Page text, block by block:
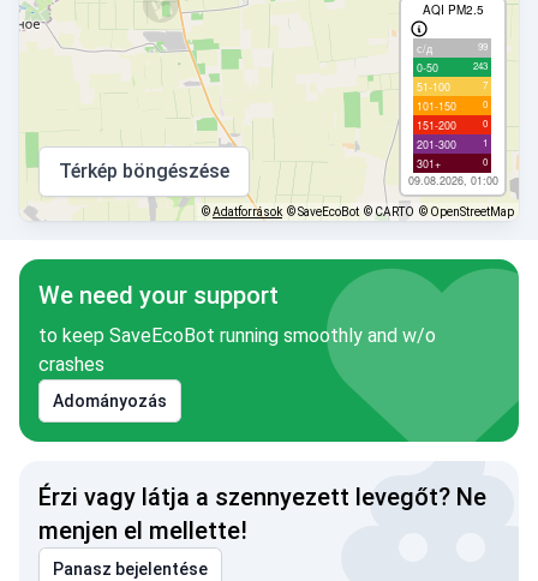
AQI PM2.5
с/д 99
0-50 243
51-100 7
101-150 0
151-200 0
201-300 1
301+ 0
09.08.2026, 01:00
Térkép böngészése
©Adatforrások © SaveEcoBot © CARTO © OpenStreetMap
We need your support
to keep SaveEcoBot running smoothly and w/o
crashes
Adományozás
Érzi vagy látja a szennyezett levegőt? Ne
menjen el mellette!
Panasz bejelentése